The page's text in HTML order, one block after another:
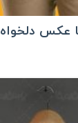
عکس دلخواه